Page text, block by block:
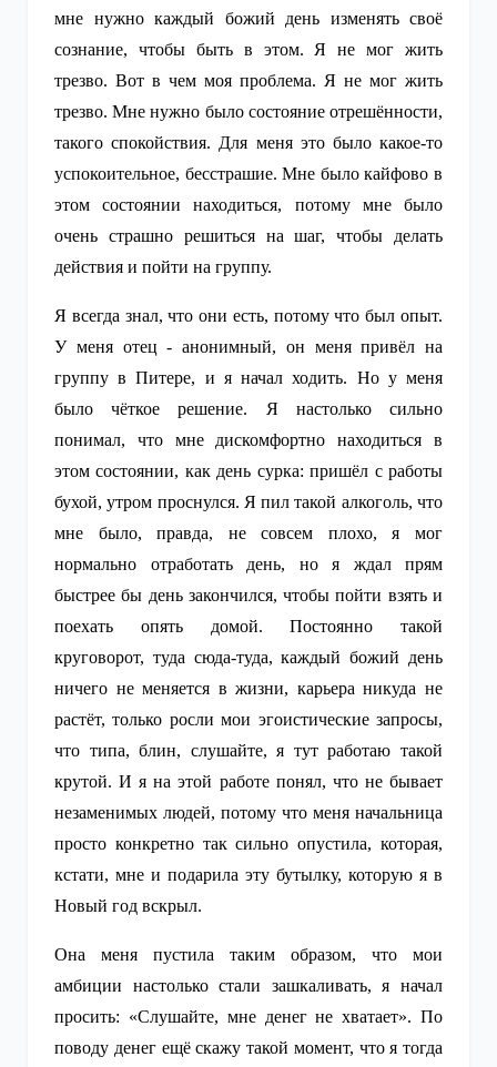
мне нужно каждый божий день изменять своё
сознание, чтобы быть в этом. Я не мог жить
трезво. Вот в чем моя проблема. Я не мог жить
трезво. Мне нужно было состояние отрешённости,
такого спокойствия. Для меня это было какое-то
успокоительное, бесстрашие. Мне было кайфово в
этом состоянии находиться, потому мне было
очень страшно решиться на шаг, чтобы делать
действия и пойти на группу.
Я всегда знал, что они есть, потому что был опыт.
У меня отец - анонимный, он меня привёл на
группу в Питере, и я начал ходить. Но у меня
было чёткое решение. Я настолько сильно
понимал, что мне дискомфортно находиться в
этом состоянии, как день сурка: пришёл с работы
бухой, утром проснулся. Я пил такой алкоголь, что
мне было, правда, не совсем плохо, я мог
нормально отработать день, но я ждал прям
быстрее бы день закончился, чтобы пойти взять и
поехать опять домой. Постоянно такой
круговорот, туда сюда-туда, каждый божий день
ничего не меняется в жизни, карьера никуда не
растёт, только росли мои эгоистические запросы,
что типа, блин, слушайте, я тут работаю такой
крутой. И я на этой работе понял, что не бывает
незаменимых людей, потому что меня начальница
просто конкретно так сильно опустила, которая,
кстати, мне и подарила эту бутылку, которую я в
Новый год вскрыл.
Она меня пустила таким образом, что мои
амбиции настолько стали зашкаливать, я начал
просить: «Слушайте, мне денег не хватает». По
поводу денег ещё скажу такой момент, что я тогда